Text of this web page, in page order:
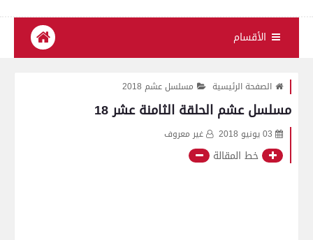
الأقسام
الصفحة الرئيسية مسلسل عشم 2018
مسلسل عشم الحلقة الثامنة عشر 18
03 يونيو 2018 غير معروف
خط المقالة